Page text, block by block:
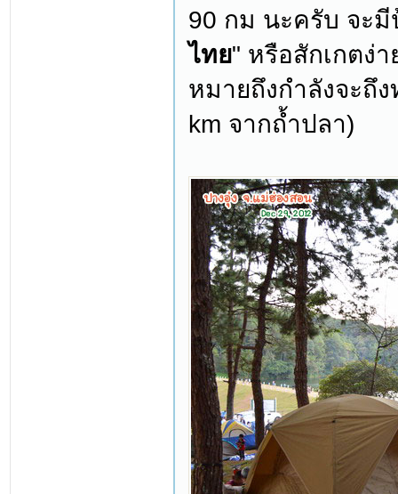
90 กม นะครับ จะมี
ไทย" หรือสักเกตง่
หมายถึงกำลังจะถึ
km จากถ้ำปลา)